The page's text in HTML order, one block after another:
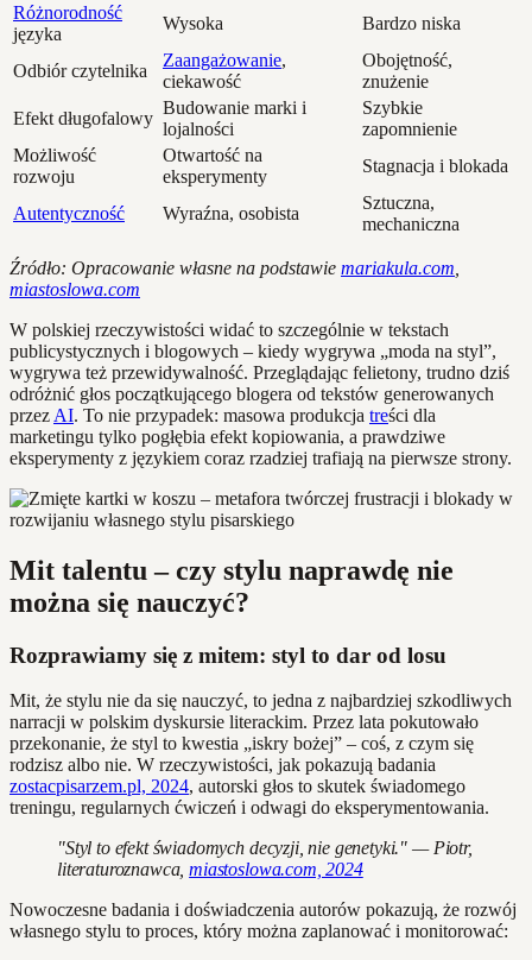
Różnorodność
języka
Wysoka Bardzo niska
Odbiór czytelnika
Zaangażowanie,
ciekawość
Obojętność,
znużenie
Efekt długofalowy
Budowanie marki i
lojalności
Szybkie
zapomnienie
Możliwość
rozwoju
Otwartość na
eksperymenty
Stagnacja i blokada
Autentyczność Wyraźna, osobista
Sztuczna,
mechaniczna
Źródło: Opracowanie własne na podstawie mariakula.com
miastoslowa.com
W polskiej rzeczywistości widać to szczególnie w tekstach
publicystycznych i blogowych – kiedy wygrywa „moda na styl”,
wygrywa też przewidywalność. Przeglądając felietony, trudno dziś
odróżnić głos początkującego blogera od tekstów generowanych
przez AI. To nie przypadek: masowa produkcja treści dla
marketingu tylko pogłębia efekt kopiowania, a prawdziwe
eksperymenty z językiem coraz rzadziej trafiają na pierwsze strony.
Mit talentu – czy stylu naprawdę nie
można się nauczyć?
Rozprawiamy się z mitem: styl to dar od losu
Mit, że stylu nie da się nauczyć, to jedna z najbardziej szkodliwych
narracji w polskim dyskursie literackim. Przez lata pokutowało
przekonanie, że styl to kwestia „iskry bożej” – coś, z czym się
rodzisz albo nie. W rzeczywistości, jak pokazują badania
zostacpisarzem.pl, 2024, autorski głos to skutek świadomego
treningu, regularnych ćwiczeń i odwagi do eksperymentowania.
"Styl to efekt świadomych decyzji, nie genetyki." — Piotr,
literaturoznawca,miastoslowa.com, 2024
Nowoczesne badania i doświadczenia autorów pokazują, że rozwój
własnego stylu to proces, który można zaplanować i monitorować: